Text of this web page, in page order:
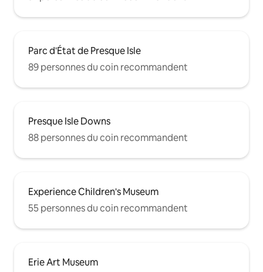
Parc d'État de Presque Isle
89 personnes du coin recommandent
Presque Isle Downs
88 personnes du coin recommandent
Experience Children's Museum
55 personnes du coin recommandent
Erie Art Museum